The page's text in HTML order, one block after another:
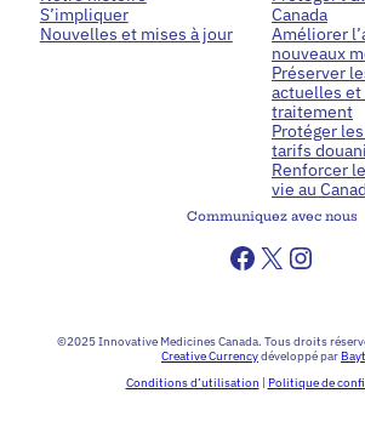
S’impliquer
Nouvelles et mises à jour
Canada
Améliorer
nouveaux
Préserver
actuelles et
traitement
Protéger
tarifs
Renforcer
vie au
Communiquez avec nous
©2025 Innovative Medicines Canada. Tous droits
Creative Currencydéveloppé par
Conditions d’utilisation | Politique de